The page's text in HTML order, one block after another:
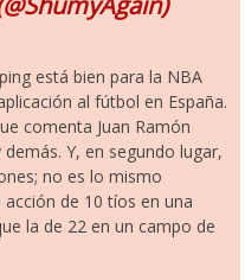
está bien para la NBA
al fútbol en España.
comenta Juan Ramón
Y, en segundo lugar,
no es lo mismo
de 10 tíos en una
la de 22 en un campo de